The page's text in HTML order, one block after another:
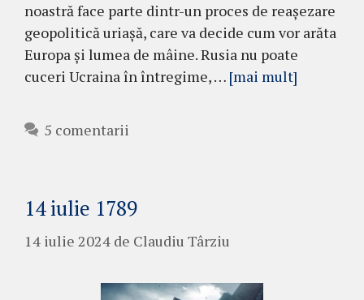
noastră face parte dintr-un proces de reașezare
geopolitică uriașă, care va decide cum vor arăta
Europa și lumea de mâine. Rusia nu poate
cuceri Ucraina în întregime, … [mai mult]
5 comentarii
14 iulie 1789
14 iulie 2024 de Claudiu Târziu